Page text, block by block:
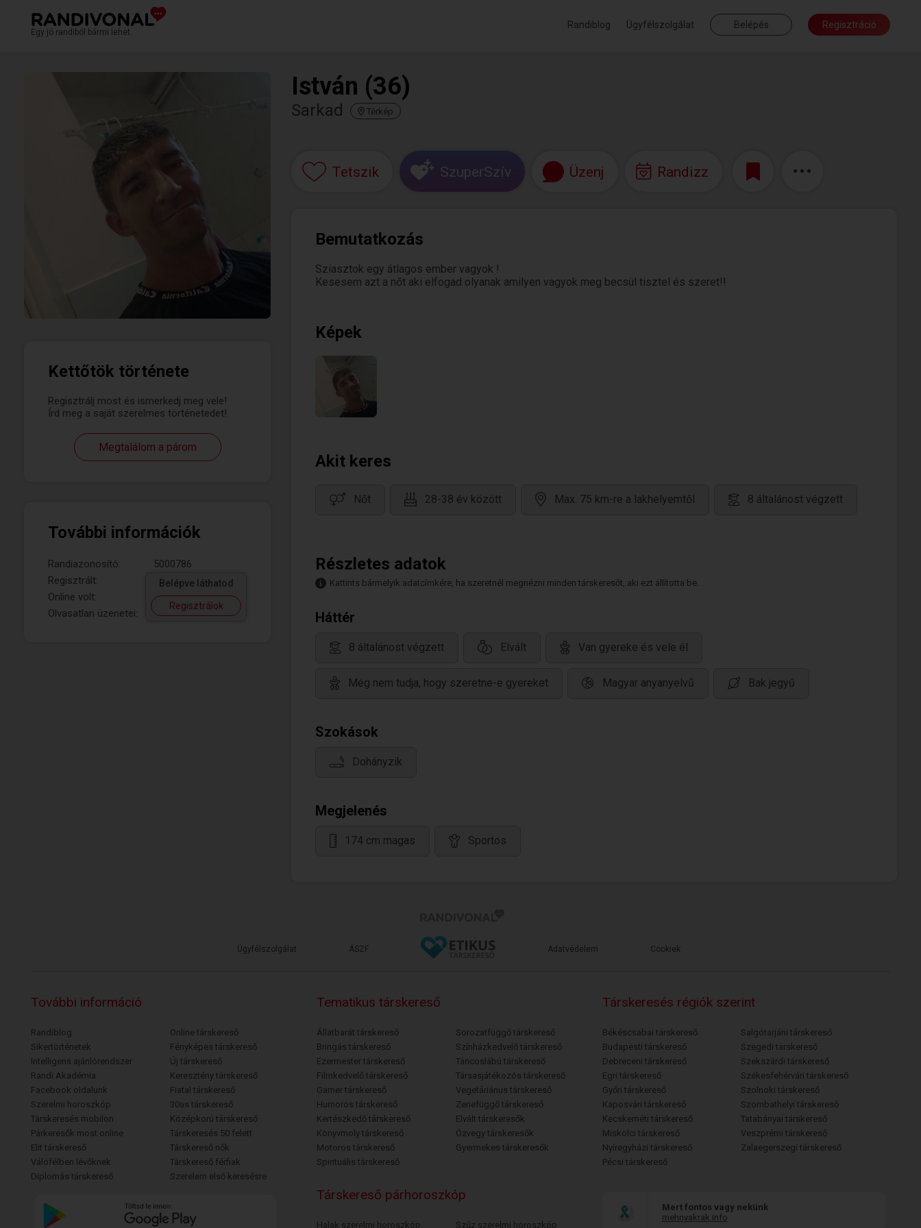
Egy jó randiból bármi lehet.
Randiblog Ügyfélszolgálat Belépés Regisztráció
Kettőtök története
Regisztrálj most és ismerkedj meg vele!
Írd meg a saját szerelmes történetedet!
Megtalálom a párom
További információk
Randiazonosító:
5000786
Regisztrált:
Online volt:
Olvasatlan üzenetei:
Belépve láthatod
Regisztrálok
István (36)
Sarkad Térkép
Tetszik SzuperSzív Üzenj Randizz
Bemutatkozás
Sziasztok egy átlagos ember vagyok !
Kesesem azt a nőt aki elfogad olyanak amilyen vagyok meg becsül tisztel és szeret!!
Képek
Akit keres
Nőt 28-38 év között Max. 75 km-re a lakhelyemtől 8 általánost végzett
Részletes adatok
Kattints bármelyik adatcímkére, ha szeretnél megnézni minden társkeresőt, aki ezt állította be.
Háttér
8 általánost végzett Elvált Van gyereke és vele él
Még nem tudja, hogy szeretne-e gyereket Magyar anyanyelvű Bak jegyű
Szokások
Dohányzik
Megjelenés
174 cm magas Sportos
Ügyfélszolgálat ÁSZF Adatvédelem Cookiek
További információ
Randiblog
Sikertörténetek
Intelligens ajánlórendszer
Randi Akadémia
Facebook oldalunk
Szerelmi horoszkóp
Társkeresés mobilon
Párkeresők most online
Elit társkereső
Válófélben lévőknek
Diplomás társkereső
Online társkereső
Fényképes társkereső
Új társkereső
Keresztény társkereső
Fiatal társkereső
30as társkereső
Középkorú társkereső
Társkeresés 50 felett
Társkereső nők
Társkereső férfiak
Szerelem első keresésre
Tematikus társkereső
Állatbarát társkereső
Bringás társkereső
Ezermester társkereső
Filmkedvelő társkereső
Gamer társkereső
Humoros társkereső
Kertészkedő társkereső
Könyvmoly társkereső
Motoros társkereső
Spirituális társkereső
Sorozatfüggő társkereső
Színházkedvelő társkereső
Táncoslábú társkereső
Társasjátékozós társkereső
Vegetáriánus társkereső
Zenefüggő társkereső
Elvált társkeresők
Özvegy társkeresők
Gyermekes társkeresők
Társkeresés régiók szerint
Békéscsabai társkereső
Budapesti társkereső
Debreceni társkereső
Egri társkereső
Győri társkereső
Kaposvári társkereső
Kecskeméti társkereső
Miskolci társkereső
Nyíregyházi társkereső
Pécsi társkereső
Salgótarjáni társkereső
Szegedi társkereső
Szekszárdi társkereső
Székesfehérvári társkereső
Szolnoki társkereső
Szombathelyi társkereső
Tatabányai társkereső
Veszprémi társkereső
Zalaegerszegi társkereső
Társkereső párhoroszkóp
Halak szerelmi horoszkóp Szűz szerelmi horoszkóp
Mert fontos vagy nekünk
mehnyakrak.info